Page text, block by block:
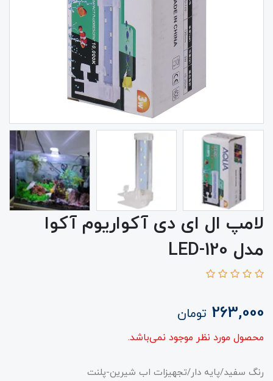
لامپ ال ای دی آکواریوم آکوا
مدل LED-120
263,000 تومان
محصول مورد نظر موجود نمی‌باشد.
رنگ سفید/پایه دار/تجهیزات اب شیرین-پلنت